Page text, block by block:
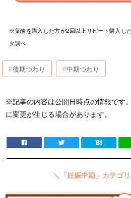
※葉酸を購入した方が2回以上リピート購入し
タ調べ
後期つわり 中期つわり
※記事の内容は公開日時点の情報です
に変更が生じる場合があります。
＼「妊娠中期」カテゴ